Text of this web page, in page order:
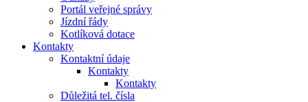
Portál veřejné správy
Jízdní řády
Kotlíková dotace
Kontakty
Kontaktní údaje
Kontakty
Kontakty
Důležitá tel. čísla